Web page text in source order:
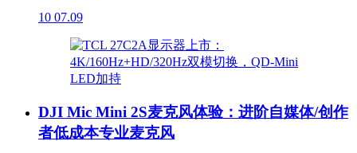
10 07.09
DJI Mic Mini 2S麦克风体验：进阶自媒体/创作
者低成本专业麦克风